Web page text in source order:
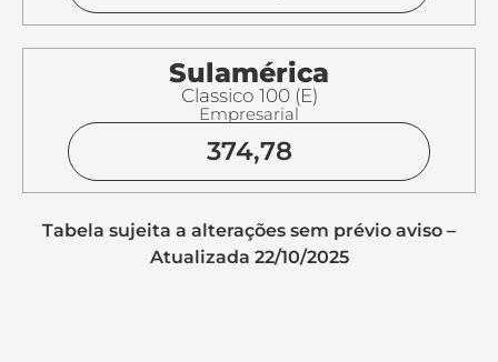
Sulamérica
Classico 100 (E)
Empresarial
374,78
Tabela sujeita a alterações sem prévio aviso –
Atualizada 22/10/2025